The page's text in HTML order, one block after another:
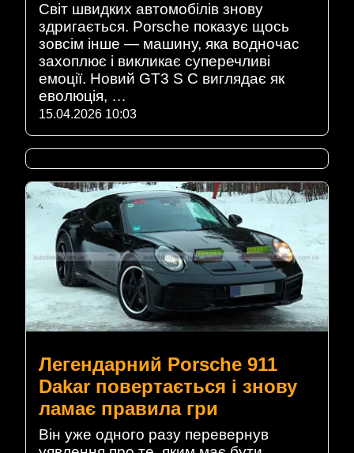
Світ швидких автомобілів знову
здригається. Porsche показує щось
зовсім інше — машину, яка водночас
захоплює і викликає суперечливі
емоції. Новий GT3 S C виглядає як
еволюція, …
15.04.2026 10:03
Легендарний Porsche 911
Dakar повертається і знову
ламає правила гри
Він уже одного разу перевернув